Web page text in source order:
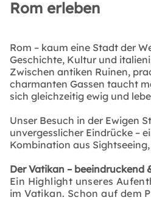
Rom erleben
Rom – kaum eine Stadt der
Geschichte, Kultur und
Zwischen antiken Ruinen,
charmanten Gassen taucht
sich gleichzeitig ewig und
Unser Besuch in der Ewigen
unvergesslicher Eindrücke –
Kombination aus
Der Vatikan – beeindruckend
Ein Highlight unseres
im Vatikan. Schon auf dem